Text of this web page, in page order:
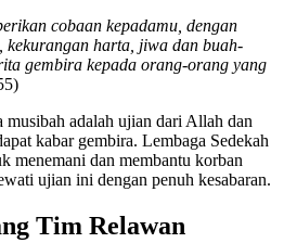
cobaan kepadamu, dengan
kekurangan harta, jiwa dan buah-
gembira kepada orang-orang yang
adalah ujian dari Allah dan
kabar gembira. Lembaga Sedekah
menemani dan membantu korban
ujian ini dengan penuh kesabaran.
Tim Relawan